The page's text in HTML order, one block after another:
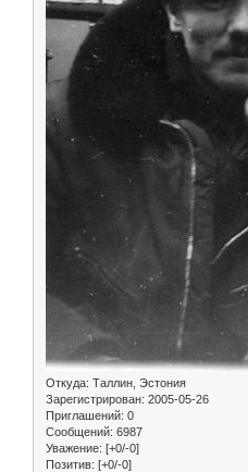
Откуда: Таллин, Эстония
Зарегистрирован: 2005-05-26
Приглашений: 0
Сообщений: 6987
Уважение: [+0/-0]
Позитив: [+0/-0]